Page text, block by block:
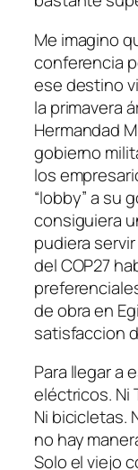
Me imagino
conferencia
ese destino
la primavera
Hermandad
gobierno
los
“lobby” a su
consiguiera
pudiera
del COP27
de obra en
satisfaccion
Para llegar a
eléctricos. Ni
Ni bicicletas.
no hay
Solo el viejo